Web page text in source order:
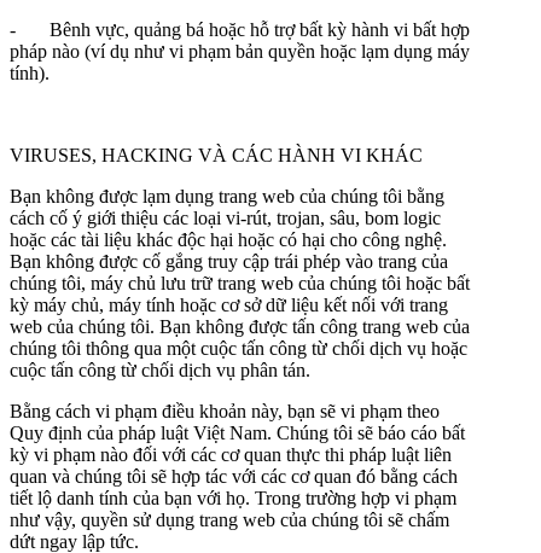
- Bênh vực, quảng bá hoặc hỗ trợ bất kỳ hành vi bất hợp
pháp nào (ví dụ như vi phạm bản quyền hoặc lạm dụng máy
tính).
VIRUSES, HACKING VÀ CÁC HÀNH VI KHÁC
Bạn không được lạm dụng trang web của chúng tôi bằng
cách cố ý giới thiệu các loại vi-rút, trojan, sâu, bom logic
hoặc các tài liệu khác độc hại hoặc có hại cho công nghệ.
Bạn không được cố gắng truy cập trái phép vào trang của
chúng tôi, máy chủ lưu trữ trang web của chúng tôi hoặc bất
kỳ máy chủ, máy tính hoặc cơ sở dữ liệu kết nối với trang
web của chúng tôi. Bạn không được tấn công trang web của
chúng tôi thông qua một cuộc tấn công từ chối dịch vụ hoặc
cuộc tấn công từ chối dịch vụ phân tán.
Bằng cách vi phạm điều khoản này, bạn sẽ vi phạm theo
Quy định của pháp luật Việt Nam. Chúng tôi sẽ báo cáo bất
kỳ vi phạm nào đối với các cơ quan thực thi pháp luật liên
quan và chúng tôi sẽ hợp tác với các cơ quan đó bằng cách
tiết lộ danh tính của bạn với họ. Trong trường hợp vi phạm
như vậy, quyền sử dụng trang web của chúng tôi sẽ chấm
dứt ngay lập tức.